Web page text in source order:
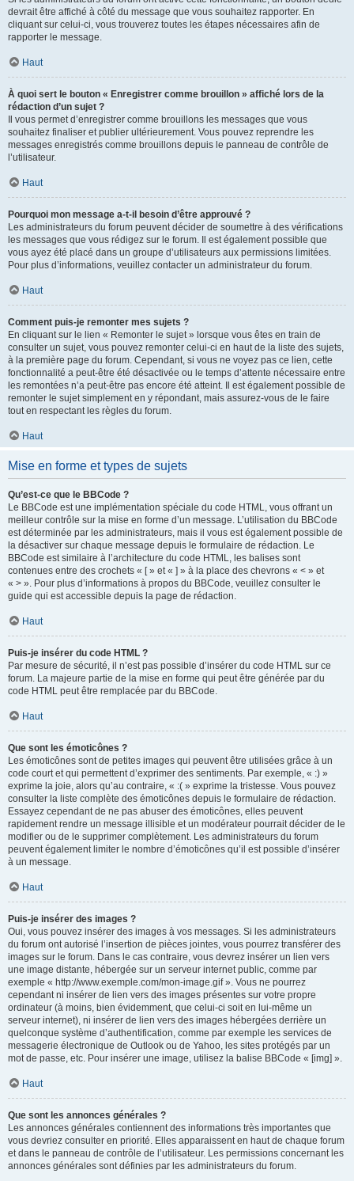
devrait être affiché à côté du message que vous souhaitez rapporter. En
cliquant sur celui-ci, vous trouverez toutes les étapes nécessaires afin de
rapporter le message.
Haut
À quoi sert le bouton « Enregistrer comme brouillon » affiché lors de la
rédaction d’un sujet ?
Il vous permet d’enregistrer comme brouillons les messages que vous
souhaitez finaliser et publier ultérieurement. Vous pouvez reprendre les
messages enregistrés comme brouillons depuis le panneau de contrôle de
l’utilisateur.
Haut
Pourquoi mon message a-t-il besoin d’être approuvé ?
Les administrateurs du forum peuvent décider de soumettre à des vérifications
les messages que vous rédigez sur le forum. Il est également possible que
vous ayez été placé dans un groupe d’utilisateurs aux permissions limitées.
Pour plus d’informations, veuillez contacter un administrateur du forum.
Haut
Comment puis-je remonter mes sujets ?
En cliquant sur le lien « Remonter le sujet » lorsque vous êtes en train de
consulter un sujet, vous pouvez remonter celui-ci en haut de la liste des sujets,
à la première page du forum. Cependant, si vous ne voyez pas ce lien, cette
fonctionnalité a peut-être été désactivée ou le temps d’attente nécessaire entre
les remontées n’a peut-être pas encore été atteint. Il est également possible de
remonter le sujet simplement en y répondant, mais assurez-vous de le faire
tout en respectant les règles du forum.
Haut
Mise en forme et types de sujets
Qu’est-ce que le BBCode ?
Le BBCode est une implémentation spéciale du code HTML, vous offrant un
meilleur contrôle sur la mise en forme d’un message. L’utilisation du BBCode
est déterminée par les administrateurs, mais il vous est également possible de
la désactiver sur chaque message depuis le formulaire de rédaction. Le
BBCode est similaire à l’architecture du code HTML, les balises sont
contenues entre des crochets « [ » et « ] » à la place des chevrons « < » et
« > ». Pour plus d’informations à propos du BBCode, veuillez consulter le
guide qui est accessible depuis la page de rédaction.
Haut
Puis-je insérer du code HTML ?
Par mesure de sécurité, il n’est pas possible d’insérer du code HTML sur ce
forum. La majeure partie de la mise en forme qui peut être générée par du
code HTML peut être remplacée par du BBCode.
Haut
Que sont les émoticônes ?
Les émoticônes sont de petites images qui peuvent être utilisées grâce à un
code court et qui permettent d’exprimer des sentiments. Par exemple, « :) »
exprime la joie, alors qu’au contraire, « :( » exprime la tristesse. Vous pouvez
consulter la liste complète des émoticônes depuis le formulaire de rédaction.
Essayez cependant de ne pas abuser des émoticônes, elles peuvent
rapidement rendre un message illisible et un modérateur pourrait décider de le
modifier ou de le supprimer complètement. Les administrateurs du forum
peuvent également limiter le nombre d’émoticônes qu’il est possible d’insérer
à un message.
Haut
Puis-je insérer des images ?
Oui, vous pouvez insérer des images à vos messages. Si les administrateurs
du forum ont autorisé l’insertion de pièces jointes, vous pourrez transférer des
images sur le forum. Dans le cas contraire, vous devrez insérer un lien vers
une image distante, hébergée sur un serveur internet public, comme par
exemple « http://www.exemple.com/mon-image.gif ». Vous ne pourrez
cependant ni insérer de lien vers des images présentes sur votre propre
ordinateur (à moins, bien évidemment, que celui-ci soit en lui-même un
serveur internet), ni insérer de lien vers des images hébergées derrière un
quelconque système d’authentification, comme par exemple les services de
messagerie électronique de Outlook ou de Yahoo, les sites protégés par un
mot de passe, etc. Pour insérer une image, utilisez la balise BBCode « [img] ».
Haut
Que sont les annonces générales ?
Les annonces générales contiennent des informations très importantes que
vous devriez consulter en priorité. Elles apparaissent en haut de chaque forum
et dans le panneau de contrôle de l’utilisateur. Les permissions concernant les
annonces générales sont définies par les administrateurs du forum.